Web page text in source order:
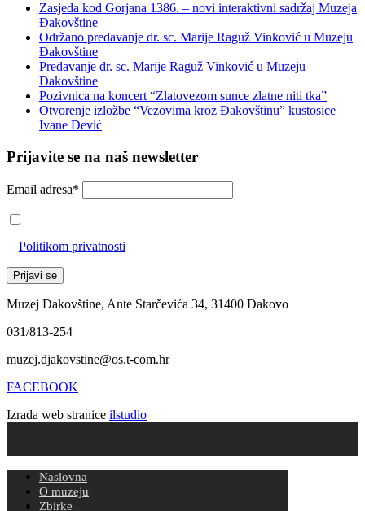
Zasjeda kod Gorjana 1386. – novi interaktivni sadržaj Muzeja
Đakovštine
Održano predavanje dr. sc. Marije Raguž Vinković u Muzeju
Đakovštine
Predavanje dr. sc. Marije Raguž Vinković u Muzeju
Đakovštine
Pozivnica na koncert “Zlatovezom sunce zlatne niti tka”
Otvorenje izložbe “Vezovima kroz Đakovštinu” kustosice
Ivane Dević
Prijavite se na naš newsletter
Email adresa*
Politikom privatnosti
Muzej Đakovštine, Ante Starčevića 34, 31400 Đakovo
031/813-254
muzej.djakovstine@os.t-com.hr
FACEBOOK
Izrada web stranice ilstudio
Naslovna
O muzeju
Zbirke